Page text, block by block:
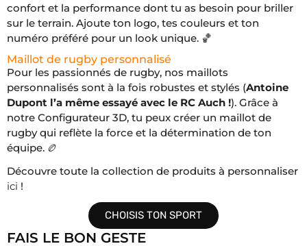
confort et la performance dont tu as besoin pour briller
sur le terrain. Ajoute ton logo, tes couleurs et ton
numéro préféré pour un look unique. 🏀
Maillot de rugby personnalisé
Pour les passionnés de rugby, nos maillots
personnalisés sont à la fois robustes et stylés (Antoine
Dupont l’a même essayé avec le RC Auch !). Grâce à
notre Configurateur 3D, tu peux créer un maillot de
rugby qui reflète la force et la détermination de ton
équipe. 🏉
Découvre toute la collection de produits à personnaliser
ici !
CHOISIS TON SPORT
FAIS LE BON GESTE